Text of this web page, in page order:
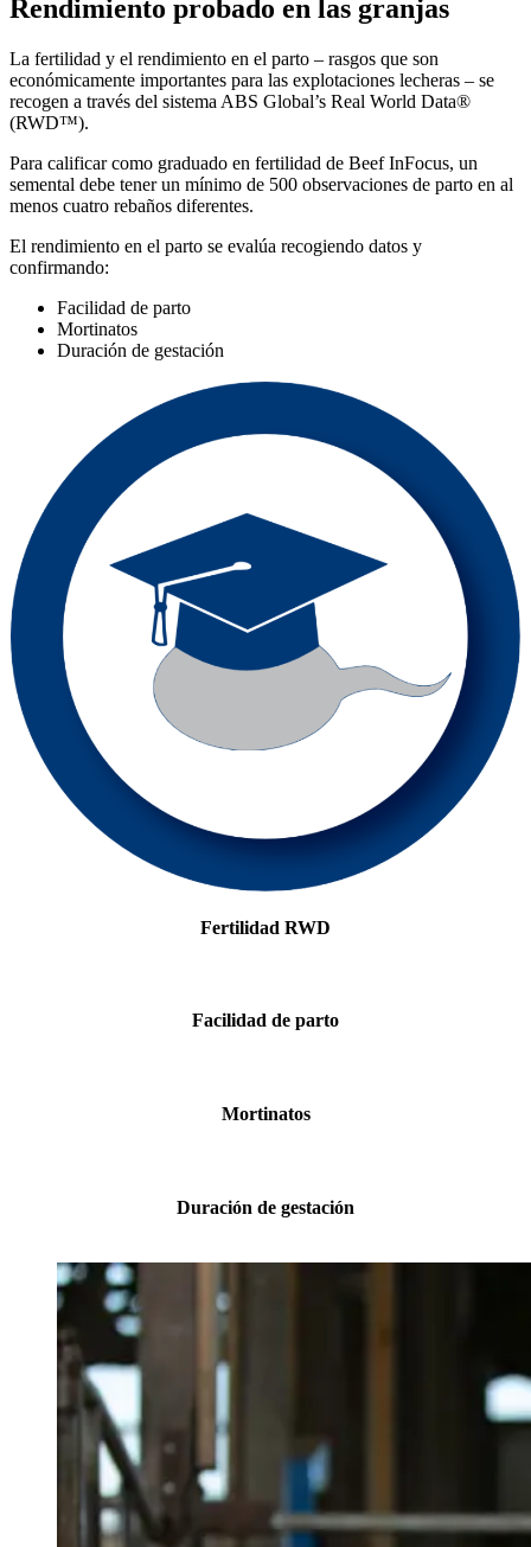
Rendimiento probado en las granjas
La fertilidad y el rendimiento en el parto – rasgos que son
económicamente importantes para las explotaciones lecheras – se
recogen a través del sistema ABS Global’s Real World Data®
(RWD™).
Para calificar como graduado en fertilidad de Beef InFocus, un
semental debe tener un mínimo de 500 observaciones de parto en al
menos cuatro rebaños diferentes.
El rendimiento en el parto se evalúa recogiendo datos y
confirmando:
Facilidad de parto
Mortinatos
Duración de gestación
Fertilidad RWD
Facilidad de parto
Mortinatos
Duración de gestación